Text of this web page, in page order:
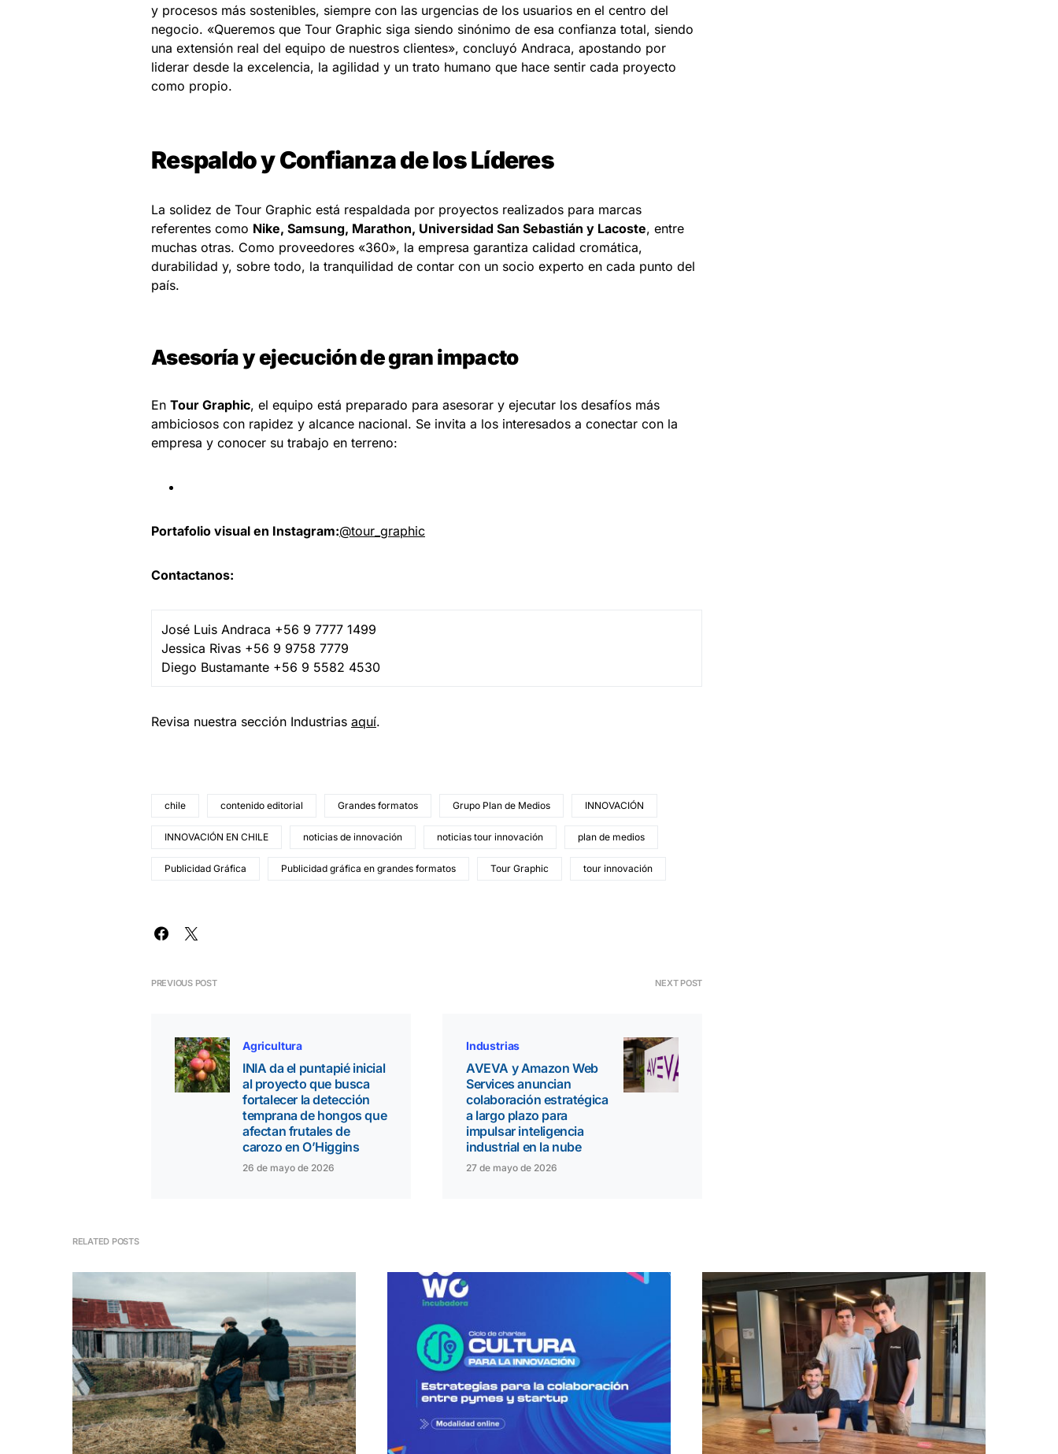
y procesos más sostenibles, siempre con las urgencias de los usuarios en el centro del
negocio. «Queremos que Tour Graphic siga siendo sinónimo de esa confianza total, siendo
una extensión real del equipo de nuestros clientes», concluyó Andraca, apostando por
liderar desde la excelencia, la agilidad y un trato humano que hace sentir cada proyecto
como propio.
Respaldo y Confianza de los Líderes
La solidez de Tour Graphic está respaldada por proyectos realizados para marcas
referentes como Nike, Samsung, Marathon, Universidad San Sebastián y Lacoste, entre
muchas otras. Como proveedores «360», la empresa garantiza calidad cromática,
durabilidad y, sobre todo, la tranquilidad de contar con un socio experto en cada punto del
país.
Asesoría y ejecución de gran impacto
En Tour Graphic, el equipo está preparado para asesorar y ejecutar los desafíos más
ambiciosos con rapidez y alcance nacional. Se invita a los interesados a conectar con la
empresa y conocer su trabajo en terreno:
Portafolio visual en Instagram:@tour_graphic
Contactanos:
José Luis Andraca +56 9 7777 1499
Jessica Rivas +56 9 9758 7779
Diego Bustamante +56 9 5582 4530
Revisa nuestra sección Industrias aquí.
chile contenido editorial Grandes formatos Grupo Plan de Medios INNOVACIÓN
INNOVACIÓN EN CHILE noticias de innovación noticias tour innovación plan de medios
Publicidad Gráfica Publicidad gráfica en grandes formatos Tour Graphic tour innovación
PREVIOUS POST
Agricultura
INIA da el puntapié inicial
al proyecto que busca
fortalecer la detección
temprana de hongos que
afectan frutales de
carozo en O’Higgins
26 de mayo de 2026
NEXT POST
Industrias
AVEVA y Amazon Web
Services anuncian
colaboración estratégica
a largo plazo para
impulsar inteligencia
industrial en la nube
27 de mayo de 2026
RELATED POSTS